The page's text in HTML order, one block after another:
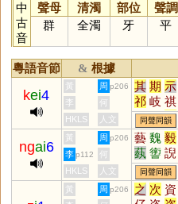
中
古
音
聲母 清濁 部位 聲調
群
全濁 牙 平
粵語音節 & 根據
kei4
黃 周 p206 其 期 示
祁 岐 祺
俟 鰭 耆
蘄 圻 碁
蜞 掑 疧
騹 蟣 衹
藄 軝 鄿
李
何
HKLS
人文 同聲同韻
ngai6
黃 周 p206 藝 魏 毅
蓺 讆 誽
帠 寱 襼
李 p112
何
HKLS
人文 同聲同韻
黃 周 p206 之 次 資